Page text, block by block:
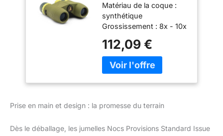
10 x 25 | Légères,
compactes,
grossissement 10x,
Large Vue, lentilles
Multicouches pour
l'observation des
Oiseaux, la
randonnée, Le
Matériau de la coque :
synthétique
Grossissement : 8x - 10x
de vision : 108,8 m à
914,4 m Pupille de sortie :
3,1 mm
112,09 €
Prise en main et design : la promesse du terrain
Dès le déballage, les jumelles Nocs Provisions Standard Issue